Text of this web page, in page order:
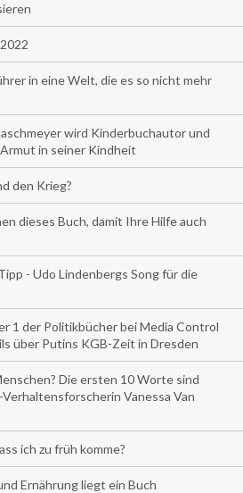
in eine Welt, die es so nicht mehr
wird Kinderbuchautor und
in seiner Kindheit
den Krieg?
dieses Buch, damit Ihre Hilfe auch
- Udo Lindenbergs Song für die
1 der Politikbücher bei Media Control
über Putins KGB-Zeit in Dresden
Die ersten 10 Worte sind
Vanessa Van
ich zu früh komme?
Ernährung liegt ein Buch